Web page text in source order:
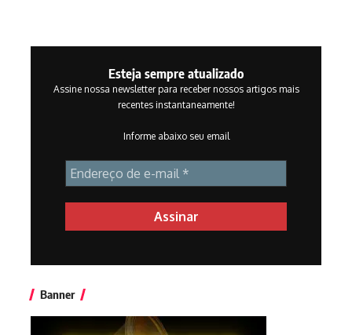
Esteja sempre atualizado
Assine nossa newsletter para receber nossos artigos mais
recentes instantaneamente!
Informe abaixo seu email
Banner